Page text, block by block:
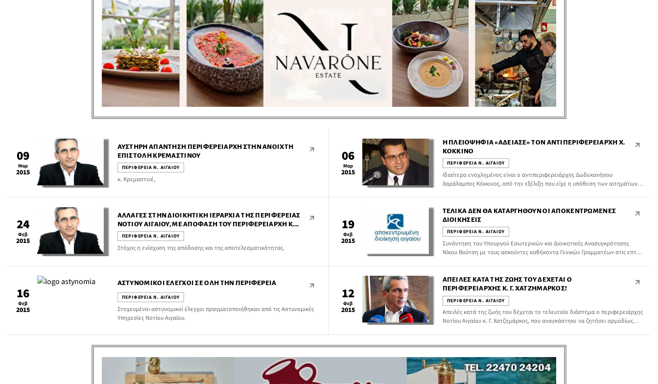
09
Μαρ
2015
ΑΥΣΤΗΡΉ ΑΠΆΝΤΗΣΗ ΠΕΡΙΦΕΡΕΙΆΡΧΗ ΣΤΗΝ ΑΝΟΙΧΤΉ
ΕΠΙΣΤΟΛΉ ΚΡΕΜΑΣΤΙΝΟΎ
ΠΕΡΙΦΕΡΕΙΑ Ν. ΑΙΓΑΙΟΥ
κ. Κρεμαστινέ,
06
Μαρ
2015
Η ΠΛΕΙΟΨΗΦΊΑ «ΆΔΕΙΑΣΕ» ΤΟΝ ΑΝΤΙΠΕΡΙΦΕΡΕΙΆΡΧΗ Χ.
ΚΌΚΚΙΝΟ
ΠΕΡΙΦΕΡΕΙΑ Ν. ΑΙΓΑΙΟΥ
Ιδιαίτερα ενοχλημένος είναι ο αντιπεριφερειάρχης Δωδεκανήσου
Χαράλαμπος Κόκκινος, από την εξέλιξη που είχε η υπόθεση των αιτημάτων
24
Φεβ
2015
ΑΛΛΑΓΈΣ ΣΤΗΝ ΔΙΟΙΚΗΤΙΚΉ ΙΕΡΑΡΧΊΑ ΤΗΣ ΠΕΡΙΦΈΡΕΙΑΣ
ΝΟΤΊΟΥ ΑΙΓΑΊΟΥ, ΜΕ ΑΠΌΦΑΣΗ ΤΟΥ ΠΕΡΙΦΕΡΕΙΆΡΧΗ Κ.
ΓΙΏΡΓΟΥ ΧΑΤΖΗΜΆΡΚΟΥ
ΠΕΡΙΦΕΡΕΙΑ Ν. ΑΙΓΑΙΟΥ
Στόχος η ενίσχυση της απόδοσης και της αποτελεσματικότητας.
19
Φεβ
2015
ΤΕΛΙΚΆ ΔΕΝ ΘΑ ΚΑΤΑΡΓΗΘΟΎΝ ΟΙ ΑΠΟΚΕΝΤΡΩΜΈΝΕΣ
ΔΙΟΙΚΉΣΕΙΣ
ΠΕΡΙΦΕΡΕΙΑ Ν. ΑΙΓΑΙΟΥ
Συνάντηση του Υπουργού Εσωτερικών και Διοικητικής Ανασυγκρότησης
Νίκου Βούτση με τους ασκούντες καθήκοντα Γενικών Γραμματέων στις επτά
και προτάσεις για την πορεία και την περαιτέρω λειτουργία των
Αποκεντρωμένων Διοικήσεων.
16
Φεβ
2015
ΑΣΤΥΝΟΜΙΚΟΊ ΈΛΕΓΧΟΙ ΣΕ ΌΛΗ ΤΗΝ ΠΕΡΙΦΈΡΕΙΑ
ΠΕΡΙΦΕΡΕΙΑ Ν. ΑΙΓΑΙΟΥ
Στοχευμένοι αστυνομικοί έλεγχοι πραγματοποιήθηκαν από τις Αστυνομικές
Υπηρεσίες Νοτίου Αιγαίου.
12
Φεβ
2015
ΑΠΕΙΛΈΣ ΚΑΤΆ ΤΗΣ ΖΩΉΣ ΤΟΥ ΔΈΧΕΤΑΙ Ο
ΠΕΡΙΦΕΡΕΙΆΡΧΗΣ Κ. Γ. ΧΑΤΖΗΜΆΡΚΟΣ!
ΠΕΡΙΦΕΡΕΙΑ Ν. ΑΙΓΑΙΟΥ
Απειλές κατά της ζωής του δέχεται το τελευταίο διάστημα ο περιφερειάρχης
Νοτίου Αιγαίου κ. Γ. Χατζημάρκος, που αναγκάστηκε να ζητήσει αρμοδίως